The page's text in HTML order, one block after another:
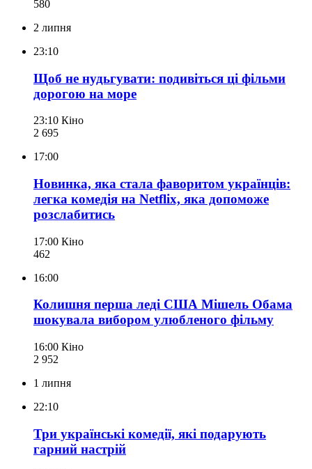
580
2 липня
23:10
Щоб не нудьгувати: подивіться ці фільми
дорогою на море
23:10 Кіно
2 695
17:00
Новинка, яка стала фаворитом українців:
легка комедія на Netflix, яка допоможе
розслабитись
17:00 Кіно
462
16:00
Колишня перша леді США Мішель Обама
шокувала вибором улюбленого фільму
16:00 Кіно
2 952
1 липня
22:10
Три українські комедії, які подарують
гарний настрій